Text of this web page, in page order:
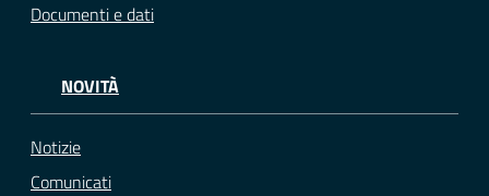
Documenti e dati
NOVITÀ
Notizie
Comunicati